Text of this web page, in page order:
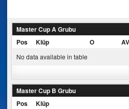
Master Cup A Grubu
Pos
Klüp O AV
No data available in table
Master Cup B Grubu
Pos
Klüp